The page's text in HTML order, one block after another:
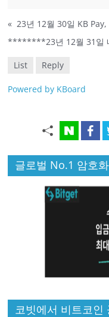
« 23년 12월 30일 KB
List Reply
Powered by KBoard
글로벌 No.1 암호
코빗에서 비트코인